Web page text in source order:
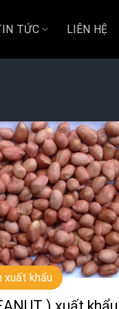
TỨC LIÊN HỆ
xuất khẩu